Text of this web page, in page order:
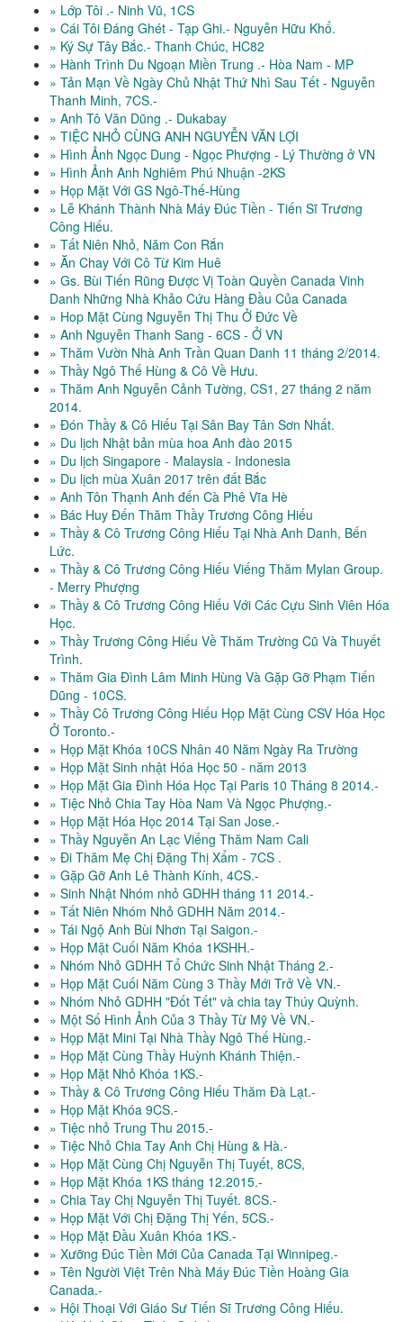
» Lớp Tôi .- Ninh Vũ, 1CS
» Cái Tôi Đáng Ghét - Tạp Ghi.- Nguyễn Hữu Khổ.
» Ký Sự Tây Bắc.- Thanh Chúc, HC82
» Hành Trình Du Ngoạn Miền Trung .- Hòa Nam - MP
» Tản Mạn Về Ngày Chủ Nhật Thứ Nhì Sau Tết - Nguyễn
Thanh Minh, 7CS.-
» Anh Tô Văn Dũng .- Dukabay
» TIỆC NHỎ CÙNG ANH NGUYỄN VĂN LỢI
» Hình Ảnh Ngọc Dung - Ngọc Phượng - Lý Thường ở VN
» Hình Ảnh Anh Nghiêm Phú Nhuận -2KS
» Họp Mặt Với GS Ngô-Thế-Hùng
» Lễ Khánh Thành Nhà Máy Đúc Tiền - Tiến Sĩ Trương
Công Hiếu.
» Tất Niên Nhỏ, Năm Con Rắn
» Ăn Chay Với Cô Từ Kim Huê
» Gs. Bùi Tiến Rũng Được Vị Toàn Quyền Canada Vinh
Danh Những Nhà Khảo Cứu Hàng Đầu Của Canada
» Hop Mặt Cùng Nguyễn Thị Thu Ở Đức Về
» Anh Nguyễn Thanh Sang - 6CS - Ở VN
» Thăm Vườn Nhà Anh Trần Quan Danh 11 tháng 2/2014.
» Thầy Ngô Thế Hùng & Cô Về Hưu.
» Thăm Anh Nguyễn Cảnh Tường, CS1, 27 tháng 2 năm
2014.
» Đón Thầy & Cô Hiếu Tại Sân Bay Tân Sơn Nhất.
» Du lịch Nhật bản mùa hoa Anh đào 2015
» Du lịch Singapore - Malaysia - Indonesia
» Du lịch mùa Xuân 2017 trên đất Bắc
» Anh Tôn Thạnh Anh đến Cà Phê Vĩa Hè
» Bác Huy Đến Thăm Thầy Trương Công Hiếu
» Thầy & Cô Trương Công Hiếu Tại Nhà Anh Danh, Bến
Lức.
» Thầy & Cô Trương Công Hiếu Viếng Thăm Mylan Group.
- Merry Phượng
» Thầy & Cô Trương Công Hiếu Với Các Cựu Sinh Viên Hóa
Học.
» Thầy Trương Công Hiếu Về Thăm Trường Cũ Và Thuyết
Trình.
» Thăm Gia Đình Lâm Minh Hùng Và Gặp Gỡ Phạm Tiến
Dũng - 10CS.
» Thầy Cô Trương Công Hiếu Họp Mặt Cùng CSV Hóa Học
Ở Toronto.-
» Họp Mặt Khóa 10CS Nhân 40 Năm Ngày Ra Trường
» Họp Mặt Sinh nhật Hóa Học 50 - năm 2013
» Họp Mặt Gia Đình Hóa Học Tại Paris 10 Tháng 8 2014.-
» Tiệc Nhỏ Chia Tay Hòa Nam Và Ngọc Phượng.-
» Họp Mặt Hóa Học 2014 Tại San Jose.-
» Thầy Nguyễn An Lạc Viếng Thăm Nam Cali
» Đi Thăm Mẹ Chị Đặng Thị Xẩm - 7CS .
» Gặp Gỡ Anh Lê Thành Kính, 4CS.-
» Sinh Nhật Nhóm nhỏ GDHH tháng 11 2014.-
» Tất Niên Nhóm Nhỏ GDHH Năm 2014.-
» Tái Ngộ Anh Bùi Nhơn Tại Saigon.-
» Họp Mặt Cuối Năm Khóa 1KSHH.-
» Nhóm Nhỏ GDHH Tổ Chức Sinh Nhật Tháng 2.-
» Họp Mặt Cuối Năm Cùng 3 Thầy Mới Trở Về VN.-
» Nhóm Nhỏ GDHH "Đốt Tết" và chia tay Thúy Quỳnh.
» Một Số Hình Ảnh Của 3 Thầy Từ Mỹ Về VN.-
» Họp Mặt Mini Tại Nhà Thầy Ngô Thế Hùng.-
» Họp Mặt Cùng Thầy Huỳnh Khánh Thiện.-
» Họp Mặt Nhỏ Khóa 1KS.-
» Thầy & Cô Trương Công Hiếu Thăm Đà Lạt.-
» Họp Mặt Khóa 9CS.-
» Tiệc nhỏ Trung Thu 2015.-
» Tiệc Nhỏ Chia Tay Anh Chị Hùng & Hà.-
» Họp Mặt Cùng Chị Nguyễn Thị Tuyết, 8CS,
» Họp Mặt Khóa 1KS tháng 12.2015.-
» Chia Tay Chị Nguyễn Thị Tuyết. 8CS.-
» Họp Mặt Với Chị Đặng Thị Yến, 5CS.-
» Họp Mặt Đầu Xuân Khóa 1KS.-
» Xưỡng Đúc Tiền Mới Của Canada Tại Winnipeg.-
» Tên Người Việt Trên Nhà Máy Đúc Tiền Hoàng Gia
Canada.-
» Hội Thoại Với Giáo Sư Tiến Sĩ Trương Công Hiếu.